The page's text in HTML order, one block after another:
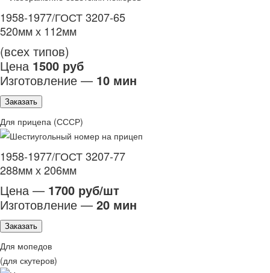
1958-1977/ГОСТ 3207-65
520мм х 112мм
(всех типов)
Цена 1500 руб
Изготовление — 10 мин
Заказать
Для прицепа (СССР)
1958-1977/ГОСТ 3207-77
288мм х 206мм
Цена — 1700 руб/шт
Изготовление — 20 мин
Заказать
Для мопедов
(для скутеров)